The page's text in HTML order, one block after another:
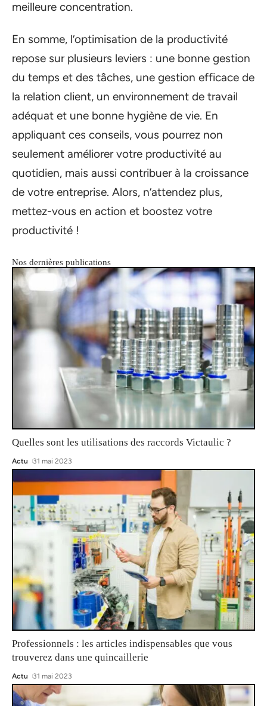
meilleure concentration.
En somme, l’optimisation de la productivité
repose sur plusieurs leviers : une bonne gestion
du temps et des tâches, une gestion efficace de
la relation client, un environnement de travail
adéquat et une bonne hygiène de vie. En
appliquant ces conseils, vous pourrez non
seulement améliorer votre productivité au
quotidien, mais aussi contribuer à la croissance
de votre entreprise. Alors, n’attendez plus,
mettez-vous en action et boostez votre
productivité !
Nos dernières publications
Quelles sont les utilisations des raccords Victaulic ?
Actu 31 mai 2023
Professionnels : les articles indispensables que vous
trouverez dans une quincaillerie
Actu 31 mai 2023